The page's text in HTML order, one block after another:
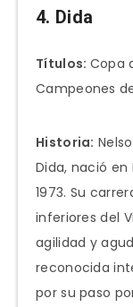
4. Dida
Títulos: Copa
Campeones
Historia:
Dida, nació en
1973. Su
inferiores del
agilidad y
reconocida
por su paso